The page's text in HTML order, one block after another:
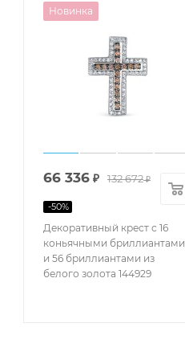
Новинка
Декоративный крест с 16
коньячными бриллиантами
и 56 бриллиантами из
белого золота 144929
66 336 ₽ 132 672₽
-50%